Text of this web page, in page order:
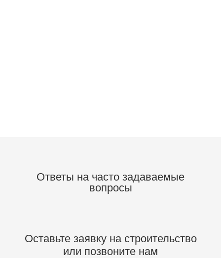
Ответы на часто задаваемые
вопросы
Оставьте заявку на строительство
или позвоните нам